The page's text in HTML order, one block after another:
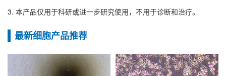
3. 本产品仅用于科研或进一步研究使用，不用于诊断和治疗。
最新细胞产品推荐